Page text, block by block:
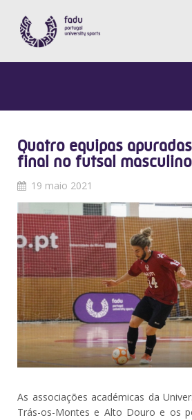
Quatro equipas
final no futsal masculino
19 maio 2021
As associações académicas da
Trás-os-Montes e Alto Douro e os